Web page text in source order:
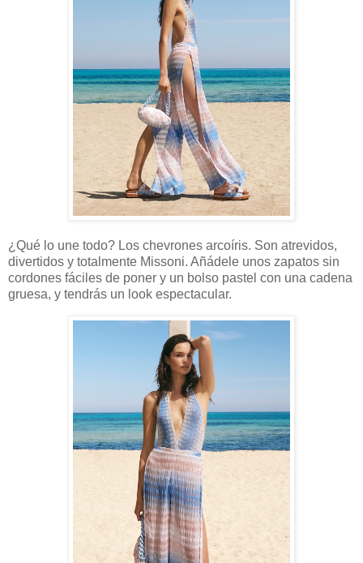
¿Qué lo une todo? Los chevrones arcoíris. Son atrevidos,
divertidos y totalmente Missoni. Añádele unos zapatos sin
cordones fáciles de poner y un bolso pastel con una cadena
gruesa, y tendrás un look espectacular.